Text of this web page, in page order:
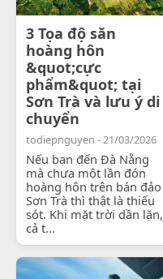
3 Tọa độ săn
hoàng hôn
&quot;cực
phẩm&quot; tại
Sơn Trà và lưu ý di
chuyển
todiepnguyen - 21/03/2026
Nếu bạn đến Đà Nẵng
mà chưa một lần đón
hoàng hôn trên bán đảo
Sơn Trà thì thật là thiếu
sót. Khi mặt trời dần lặn,
cả t...